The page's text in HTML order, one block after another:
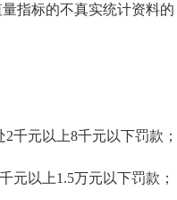
标的不真实统计资料的
元以上8千元以下罚款；
以上1.5万元以下罚款；